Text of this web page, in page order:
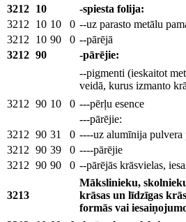
3212 10
-spiesta folija:
3212
10 10 0 --uz parasto metālu
3212
10 90 0 --pārējā
3212 90
-pārējie:
--pigmenti (ieskaitot
veidā, kurus izmanto
3212 90 10 0 ---pērļu esence
---pārējie:
3212 90 31 0 ----uz alumīnija pulvera
3212 90 39 0 ----pārējie
3212 90 90 0 --pārējās krāsvielas,
3213
Mākslinieku,
krāsas un līdzīgas
formās vai